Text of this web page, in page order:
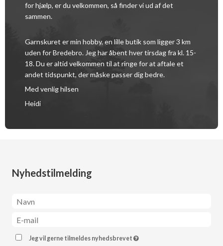
for hjælp, er du velkommen, så finder vi ud af det
sammen.
Garnskuret er min hobby, en lille butik som ligger 3 km
uden for Bredebro. Jeg har åbent hver tirsdag fra kl. 15-
18. Du er altid velkommen til at ringe for at aftale et
andet tidspunkt, der måske passer dig bedre.
Med venlig hilsen
Heidi
Nyhedstilmelding
Jeg vil gerne tilmeldes nyhedsbrevet